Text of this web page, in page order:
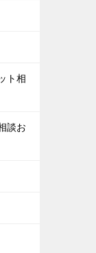
ト相
談お